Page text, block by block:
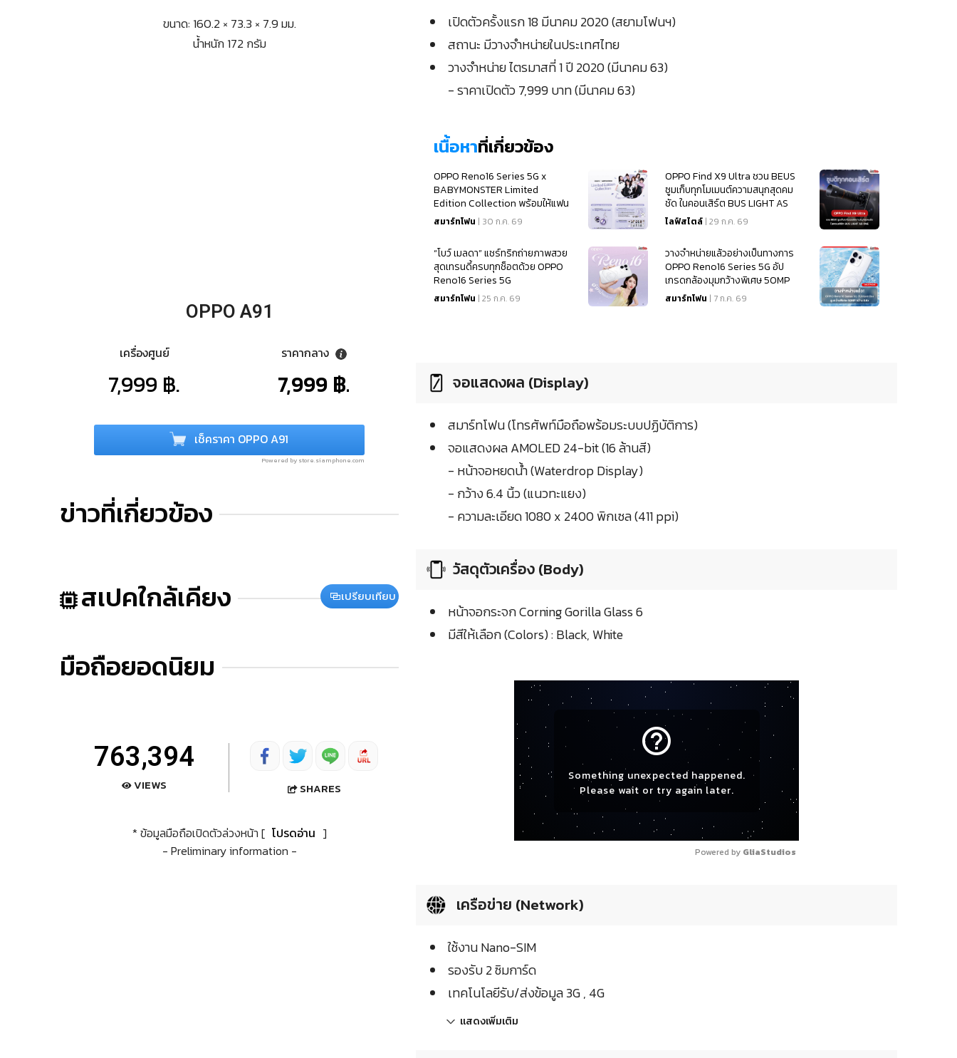
ขนาด: 160.2 × 73.3 × 7.9 มม.
น้ำหนัก 172 กรัม
OPPO A91
เครื่องศูนย์
7,999 ฿.
ราคากลาง
7,999 ฿.
เช็คราคา OPPO A91
Powered by store.siamphone.com
ข่าวที่เกี่ยวข้อง
สเปคใกล้เคียง เปรียบเทียบ
มือถือยอดนิยม
763,394
VIEWS SHARES
* ข้อมูลมือถือเปิดตัวล่วงหน้า [ โปรดอ่าน ]
- Preliminary information -
เปิดตัวครั้งแรก 18 มีนาคม 2020 (สยามโฟนฯ)
สถานะ มีวางจำหน่ายในประเทศไทย
วางจำหน่าย ไตรมาสที่ 1 ปี 2020 (มีนาคม 63)
- ราคาเปิดตัว 7,999 บาท (มีนาคม 63)
เนื้อหาที่เกี่ยวข้อง
OPPO Reno16 Series 5G x
BABYMONSTER Limited
Edition Collection พร้อมให้แฟน
ๆ เป็นเจ้าของแล้ว
สมาร์ทโฟน | 30 ก.ค. 69
OPPO Find X9 Ultra ชวน BEUS
ซูมเก็บทุกโมเมนต์ความสนุกสุดคม
ชัด ในคอนเสิร์ต BUS LIGHT AS
ONE
ไลฟ์สไตล์ | 29 ก.ค. 69
“โบว์ เมลดา” แชร์ทริกถ่ายภาพสวย
สุดเทรนดี้ครบทุกช็อตด้วย OPPO
Reno16 Series 5G
สมาร์ทโฟน | 25 ก.ค. 69
วางจำหน่ายแล้วอย่างเป็นทางการ
OPPO Reno16 Series 5G อัป
เกรดกล้องมุมกว้างพิเศษ 50MP
กว้าง 0.6x
สมาร์ทโฟน | 7 ก.ค. 69
จอแสดงผล (Display)
สมาร์ทโฟน (โทรศัพท์มือถือพร้อมระบบปฏิบัติการ)
จอแสดงผล AMOLED 24-bit (16 ล้านสี)
- หน้าจอหยดน้ำ (Waterdrop Display)
- กว้าง 6.4 นิ้ว (แนวทะแยง)
- ความละเอียด 1080 x 2400 พิกเซล (411 ppi)
วัสดุตัวเครื่อง (Body)
หน้าจอกระจก Corning Gorilla Glass 6
มีสีให้เลือก (Colors) : Black, White
help_outline
Something unexpected happened.
Please wait or try again later.
Powered by GliaStudios
เครือข่าย (Network)
ใช้งาน Nano-SIM
รองรับ 2 ซิมการ์ด
เทคโนโลยีรับ/ส่งข้อมูล 3G , 4G
แสดงเพิ่มเติม